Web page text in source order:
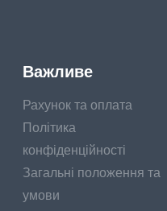
Важливе
Рахунок та оплата
Політика
конфіденційності
Загальні положення та
умови